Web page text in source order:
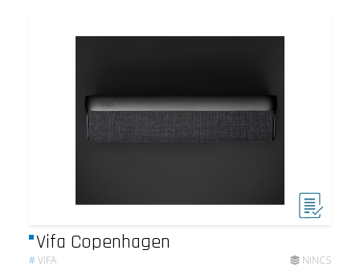
Vifa Copenhagen
#VIFA NINCS